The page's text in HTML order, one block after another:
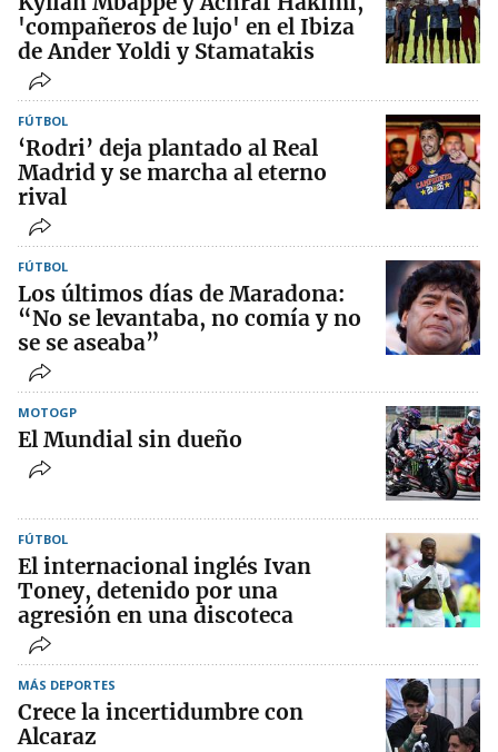
'compañeros de lujo' en el Ibiza
de Ander Yoldi y Stamatakis
FÚTBOL
‘Rodri’ deja plantado al Real
Madrid y se marcha al eterno
rival
FÚTBOL
Los últimos días de Maradona:
“No se levantaba, no comía y no
se se aseaba”
MOTOGP
El Mundial sin dueño
FÚTBOL
El internacional inglés Ivan
Toney, detenido por una
agresión en una discoteca
MÁS DEPORTES
Crece la incertidumbre con
Alcaraz